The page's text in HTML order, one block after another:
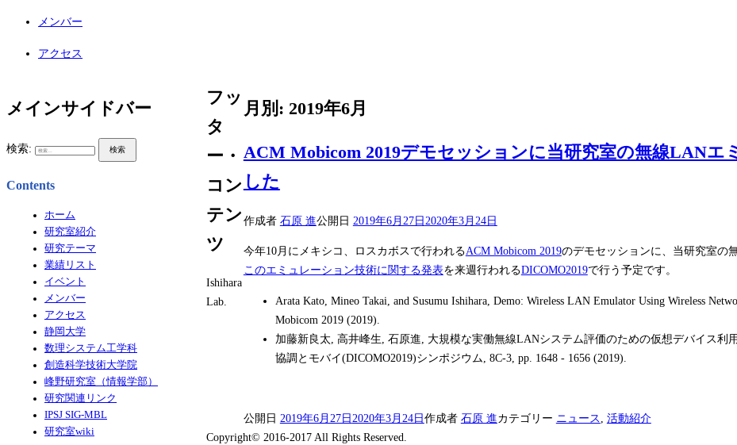
メンバー
アクセス
月別: 2019年6月
ACM Mobicom 2019デモセッションに当研究室の無線LANエ
した
作成者 石原 進公開日 2019年6月27日2020年3月24日
今年10月にメキシコ、ロスカボスで行われるACM Mobicom 2019のデモセッションに、当研究室の
このエミュレーション技術に関する発表を来週行われるDICOMO2019で行う予定です。
Arata Kato, Mineo Takai, and Susumu Ishihara, Demo: Wireless LAN Emulator Using Wireless
Mobicom 2019 (2019).
加藤新良太, 高井峰生, 石原進, 大規模な実働無線LANシステム評価のための仮想デバイス利
協調とモバイ(DICOMO2019)シンポジウム, 8C-3, pp. 1648 - 1656 (2019).
公開日 2019年6月27日2020年3月24日作成者 石原 進カテゴリー ニュース, 活動紹介
メインサイドバー
検索:
Contents
ホーム
研究室紹介
研究テーマ
業績リスト
イベント
メンバー
アクセス
静岡大学
数理システム工学科
創造科学技術大学院
峰野研究室（情報学部）
研究関連リンク
IPSJ SIG-MBL
研究室wiki
フッ
タ
ー・
コン
テン
ツ
Ishihara
Lab.
Copyright© 2016-2017 All Rights Reserved.